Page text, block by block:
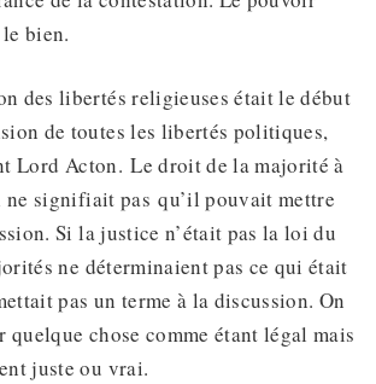
bien.
des libertés religieuses était le début
de toutes les libertés politiques,
Lord Acton. Le droit de la majorité à
signifiait pas qu’il pouvait mettre
Si la justice n’était pas la loi du
ne déterminaient pas ce qui était
pas un terme à la discussion. On
quelque chose comme étant légal mais
juste ou vrai.